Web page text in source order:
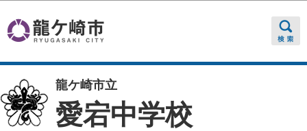
龍ケ崎市立
愛宕中学校